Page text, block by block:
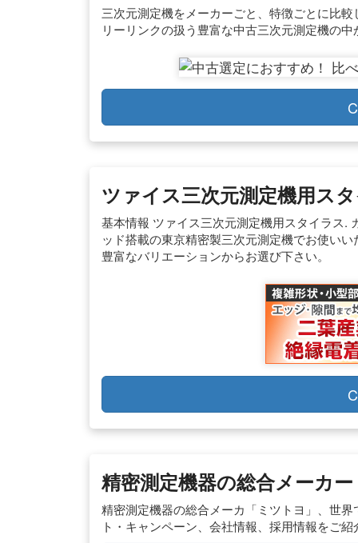
三次元測定機をメーカーごと、特徴ごとに比
リーリンクの扱う豊富な中古三次元測定機の
ツァイス三次元測定機用ス
基本情報 ツァイス三次元測定機用スタイラス.
ッド搭載の東京精密製三次元測定機でお使い
豊富なバリエーションからお選び下さい。
精密測定機器の総合メーカ
精密測定機器の総合メーカ「ミツトヨ」、世
ト・キャンペーン、会社情報、採用情報をご